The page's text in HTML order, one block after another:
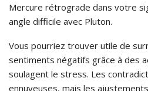
Mercure rétrograde dans votre
angle difficile avec Pluton.
Vous pourriez trouver utile de
sentiments négatifs grâce à des
soulagent le stress. Les
ennuyeuses, mais les